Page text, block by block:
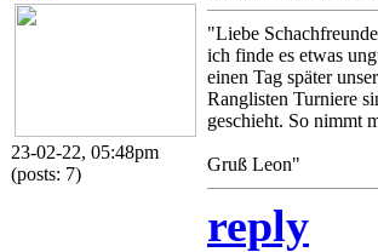
23-02-22, 05:48pm
(posts: 7)
"Liebe
ich finde es etwas
einen Tag später
Ranglisten Turniere
geschieht. So nimmt
Gruß Leon"
reply